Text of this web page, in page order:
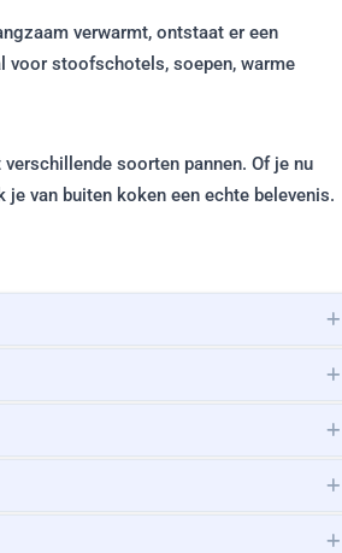
verwarmt, ontstaat er een
voor stoofschotels, soepen, warme
soorten pannen. Of je nu
van buiten koken een echte belevenis.